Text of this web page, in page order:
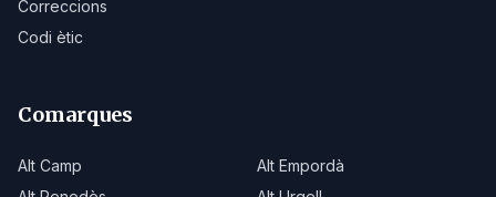
Correccions
Codi ètic
Comarques
Alt Camp
Alt Empordà